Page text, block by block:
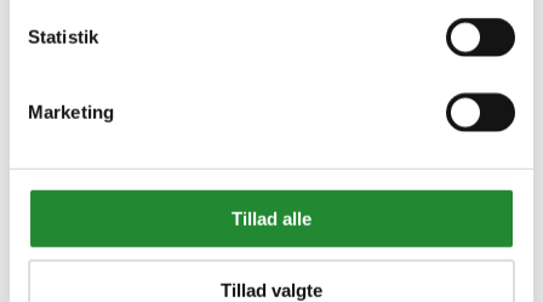
Statistik
Marketing
Tillad alle
Tillad valgte
Information
Cookie- og privatlivspolitik
Black Friday
Oversigt